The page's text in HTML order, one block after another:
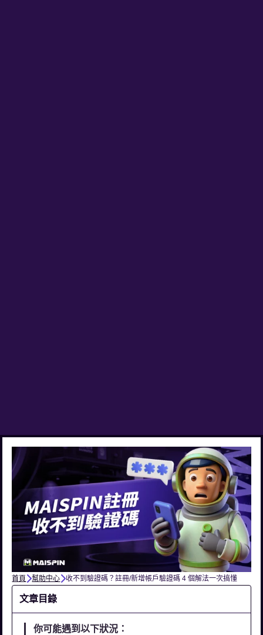
首頁 幫助中心 收不到驗證碼？註冊/新增帳戶驗證碼 4 個解法一次搞懂
文章目錄
你可能遇到以下狀況：